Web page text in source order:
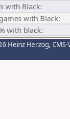
with Black:
with Black:
with black:
Heinz Herzog,